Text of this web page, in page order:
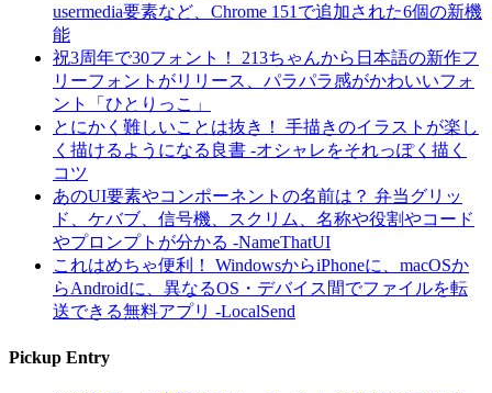
usermedia要素など、Chrome 151で追加された6個の新機
能
祝3周年で30フォント！ 213ちゃんから日本語の新作フ
リーフォントがリリース、パラパラ感がかわいいフォ
ント「ひとりっこ」
とにかく難しいことは抜き！ 手描きのイラストが楽し
く描けるようになる良書 -オシャレをそれっぽく描く
コツ
あのUI要素やコンポーネントの名前は？ 弁当グリッ
ド、ケバブ、信号機、スクリム、名称や役割やコード
やプロンプトが分かる -NameThatUI
これはめちゃ便利！ WindowsからiPhoneに、macOSか
らAndroidに、異なるOS・デバイス間でファイルを転
送できる無料アプリ -LocalSend
Pickup Entry